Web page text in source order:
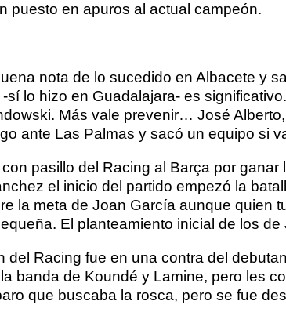
puesto en apuros al actual campeón.
nota de lo sucedido en Albacete y
sí lo hizo en Guadalajara- es
Más vale prevenir… José
ante Las Palmas y sacó un equipo si
pasillo del Racing al Barça por
el inicio del partido empezó la
la meta de Joan García aunque quien
El planteamiento inicial de los
del Racing fue en una contra del
banda de Koundé y Lamine, pero les
que buscaba la rosca, pero se fue